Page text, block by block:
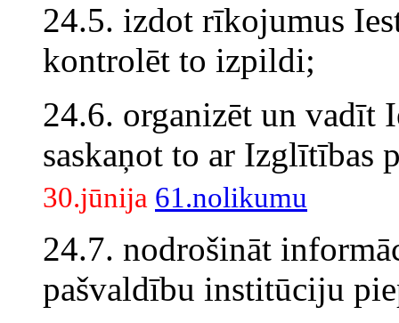
24.5. izdot rīkojumus
kontrolēt to izpildi;
24.6. organizēt un vadīt
saskaņot to ar Izglītības
30.jūnija 61.nolikumu
24.7. nodrošināt
pašvaldību institūciju